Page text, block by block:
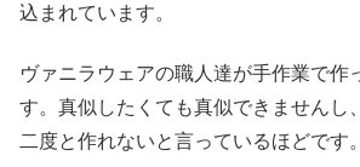
込まれています。
ヴァニラウェアの職人達が手作業で作
す。真似したくても真似できませんし
二度と作れないと言っているほどです。